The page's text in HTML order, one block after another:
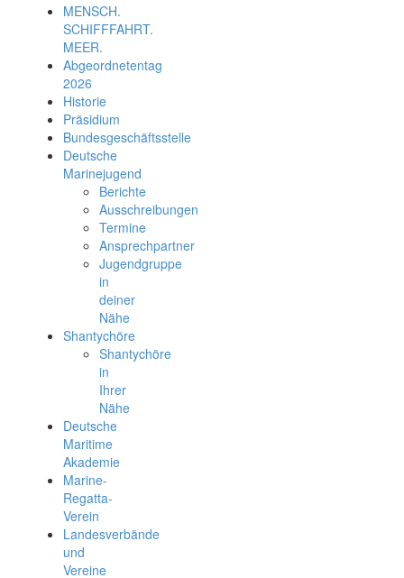
MENSCH.
SCHIFFFAHRT.
MEER.
Abgeordnetentag
2026
Historie
Präsidium
Bundesgeschäftsstelle
Deutsche
Marinejugend
Berichte
Ausschreibungen
Termine
Ansprechpartner
Jugendgruppe
in
deiner
Nähe
Shantychöre
Shantychöre
in
Ihrer
Nähe
Deutsche
Maritime
Akademie
Marine-
Regatta-
Verein
Landesverbände
und
Vereine